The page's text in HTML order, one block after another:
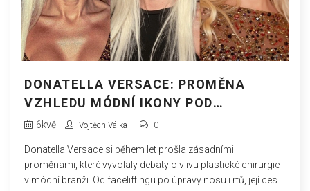
DONATELLA VERSACE: PROMĚNA
VZHLEDU MÓDNÍ IKONY POD
DROBNOHLEDEM ČASU
6kvě Vojtěch Válka 0
Donatella Versace si během let prošla zásadními
proměnami, které vyvolaly debaty o vlivu plastické chirurgie
v módní branži. Od faceliftingu po úpravy nosu i rtů, její cesta